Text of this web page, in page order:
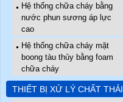
Hệ thống chữa cháy bằng
nước phun sương áp lực
cao
Hệ thống chữa cháy mặt
boong tàu thủy bằng foam
chữa cháy
THIẾT BỊ XỬ LÝ CHẤT THẢI